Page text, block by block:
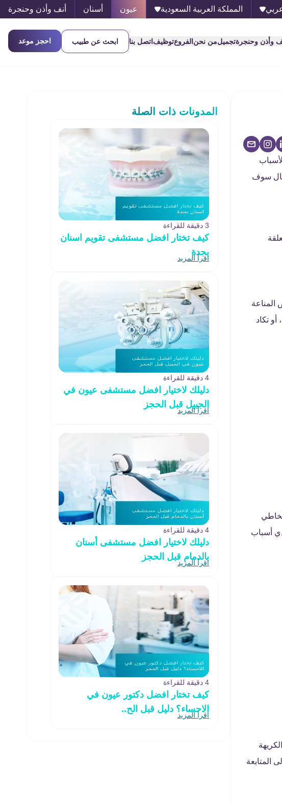
المملكة العربية السعودية عيون أسنان أنف وأذن وحنجرة
وأذن وحنجرةتجميلمن نحن الفروعتوظيف اتصل بنا ابحث عن طبيب احجز موعد
سوف
المناعة
تكاد
أسباب
المتابعة
المدونات ذات الصلة
3 دقيقة للقراءة
كيف تختار افضل مستشفى تقويم اسنان
بجدة
اقرأ المزيد
4 دقيقة للقراءة
دليلك لاختيار افضل مستشفى عيون في
الجبيل قبل الحجز
اقرأ المزيد
4 دقيقة للقراءة
دليلك لاختيار افضل مستشفى أسنان
بالدمام قبل الحجز
اقرأ المزيد
4 دقيقة للقراءة
كيف تختار افضل دكتور عيون في
الاحساء؟ دليل قبل الح..
اقرأ المزيد